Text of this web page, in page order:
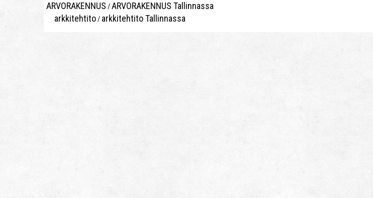
ARVORAKENNUS /ARVORAKENNUS Tallinnassa
arkkitehtito/ arkkitehtito Tallinnassa